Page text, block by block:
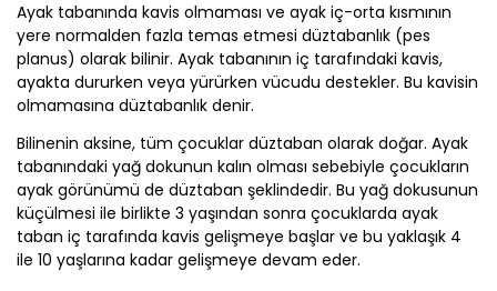
Ayak tabanında kavis olmaması ve ayak iç-orta kısmının
yere normalden fazla temas etmesi düztabanlık (pes
planus) olarak bilinir. Ayak tabanının iç tarafındaki kavis,
ayakta dururken veya yürürken vücudu destekler. Bu kavisin
olmamasına düztabanlık denir.
Bilinenin aksine, tüm çocuklar düztaban olarak doğar. Ayak
tabanındaki yağ dokunun kalın olması sebebiyle çocukların
ayak görünümü de düztaban şeklindedir. Bu yağ dokusunun
küçülmesi ile birlikte 3 yaşından sonra çocuklarda ayak
taban iç tarafında kavis gelişmeye başlar ve bu yaklaşık 4
ile 10 yaşlarına kadar gelişmeye devam eder.